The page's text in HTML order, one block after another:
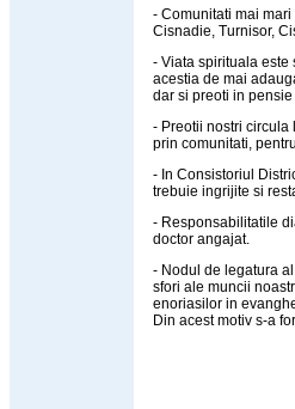
- Comunitati mai
Cisnadie, Turnisor,
- Viata spirituala este
acestia de mai
dar si preoti in
- Preotii nostri circula
prin comunitati,
- In Consistoriul
trebuie ingrijite si
- Responsabilitatile
doctor angajat.
- Nodul de legatura
sfori ale muncii
enoriasilor in
Din acest motiv s-a